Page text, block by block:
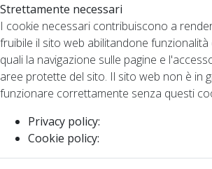
Strettamente necessari
I cookie necessari contribuiscono a
fruibile il sito web abilitandone funzionalità
quali la navigazione sulle pagine e
aree protette del sito. Il sito web non è in
funzionare correttamente senza questi
Privacy policy:
Cookie policy: